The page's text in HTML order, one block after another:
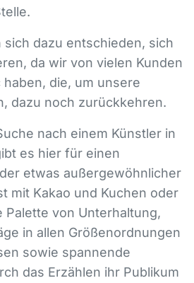
sich dazu entschieden, sich
da wir von vielen Kunden
die, um unsere
dazu noch zurückkehren.
nach einem Künstler in
es hier für einen
etwas außergewöhnlicher
mit Kakao und Kuchen oder
Palette von Unterhaltung,
in allen Größenordnungen
sowie spannende
das Erzählen ihr Publikum